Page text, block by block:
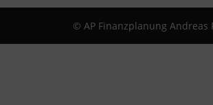
© AP Finanzplanung Andreas